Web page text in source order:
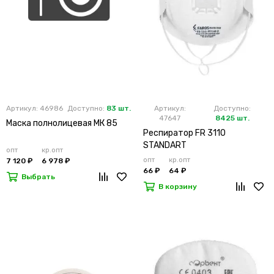
Артикул: 46986 Доступно: 83 шт.
Маска полнолицевая МК 85
опт
7 120 ₽
кр.опт
6 978 ₽
Выбрать
Артикул:
47647
Доступно:
8425 шт.
Респиратор FR 3110
STANDART
опт
66 ₽
кр.опт
64 ₽
В корзину